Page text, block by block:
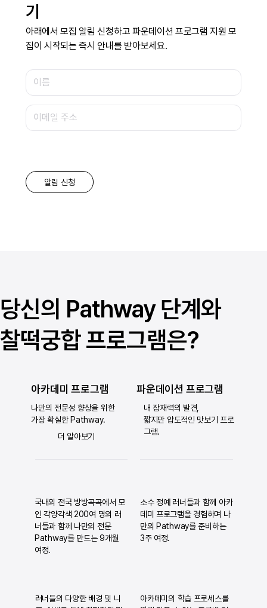
기
아래에서 모집 알림 신청하고 파운데이션 프로그램 지원 모
집이 시작되는 즉시 안내를 받아보세요.
알림 신청
당신의 Pathway 단계와
찰떡궁합 프로그램은?
아카데미 프로그램
나만의 전문성 향상을 위한
가장 확실한 Pathway.
더 알아보기
파운데이션 프로그램
내 잠재력의 발견,
짧지만 압도적인 맛보기 프로
그램.
국내외 전국 방방곡곡에서 모
인 각양각색 200여 명의 러
너들과 함께 나만의 전문
Pathway를 만드는 9개월
여정.
소수 정예 러너들과 함께 아카
데미 프로그램을 경험하며 나
만의 Pathway를 준비하는
3주 여정.
러너들의 다양한 배경 및 니
아카데미의 학습 프로세스를